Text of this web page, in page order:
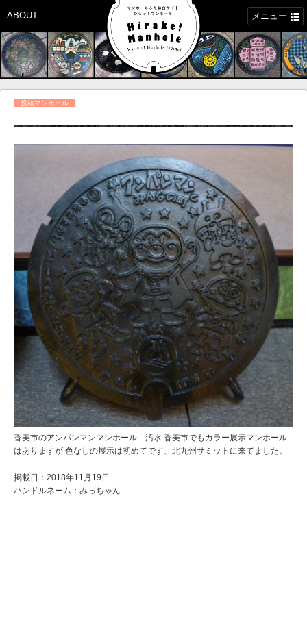
ABOUT メニュー
投稿マンホール
香美市のアンパンマンマンホール 汚水 香美市でもカラー展示マンホール
はありますが 色なしの展示は初めてです、北九州サミットに来てました。
掲載日：2018年11月19日
ハンドルネーム：みっちゃん